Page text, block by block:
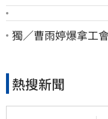
獨／曹雨婷爆拿工
熱搜新聞